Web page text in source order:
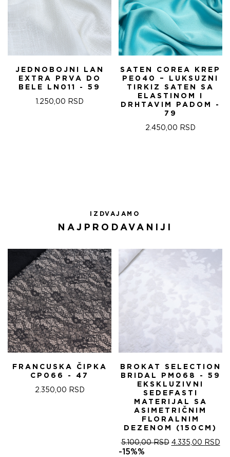
JEDNOBOJNI LAN
EXTRA PRVA DO
BELE LN011 - 59
1.250,00 RSD
SATEN COREA KREP
PE040 – LUKSUZNI
TIRKIZ SATEN SA
ELASTINOM I
DRHTAVIM PADOM -
79
2.450,00 RSD
IZDVAJAMO
NAJPRODAVANIJI
FRANCUSKA ČIPKA
CP066 - 47
2.350,00 RSD
BROKAT SELECTION
BRIDAL PM068 - 59
EKSKLUZIVNI
SEDEFASTI
MATERIJAL SA
ASIMETRIČNIM
FLORALNIM
DEZENOM (150CM)
5.100,00RSD ОРИГИНАЛНА
4.335,00 RSD
-15%%